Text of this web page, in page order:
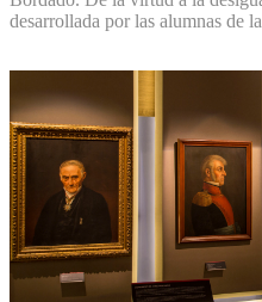
desarrollada por las alumnas de